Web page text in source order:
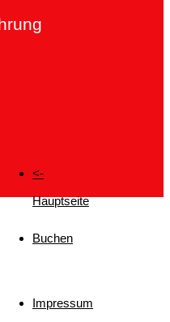
<-
Hauptseite
Buchen
Impressum